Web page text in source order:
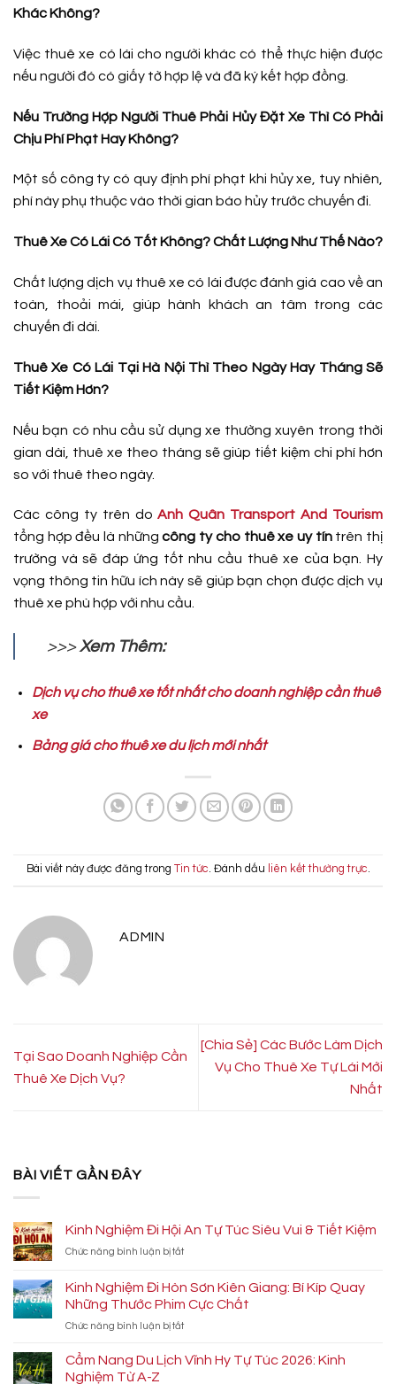
Khác Không?
Việc thuê xe có lái cho người khác có thể thực hiện được
nếu người đó có giấy tờ hợp lệ và đã ký kết hợp đồng.
Nếu Trường Hợp Người Thuê Phải Hủy Đặt Xe Thì Có Phải
Chịu Phí Phạt Hay Không?
Một số công ty có quy định phí phạt khi hủy xe, tuy nhiên,
phí này phụ thuộc vào thời gian báo hủy trước chuyến đi.
Thuê Xe Có Lái Có Tốt Không? Chất Lượng Như Thế Nào?
Chất lượng dịch vụ thuê xe có lái được đánh giá cao về an
toàn, thoải mái, giúp hành khách an tâm trong các
chuyến đi dài.
Thuê Xe Có Lái Tại Hà Nội Thì Theo Ngày Hay Tháng Sẽ
Tiết Kiệm Hơn?
Nếu bạn có nhu cầu sử dụng xe thường xuyên trong thời
gian dài, thuê xe theo tháng sẽ giúp tiết kiệm chi phí hơn
so với thuê theo ngày.
Các công ty trên doAnh Quân Transport And Tourism
tổng hợp đều là nhữngcông ty cho thuê xe uy tíntrên thị
trường và sẽ đáp ứng tốt nhu cầu thuê xe của bạn. Hy
vọng thông tin hữu ích này sẽ giúp bạn chọn được dịch vụ
thuê xe phù hợp với nhu cầu.
>>>Xem Thêm:
Dịch vụ cho thuê xe tốt nhất cho doanh nghiệp cần thuê
xe
Bảng giá cho thuê xe du lịch mới nhất
Bài viết này được đăng trong Tin tức. Đánh dấu liên kết thường trực.
ADMIN
Tại Sao Doanh Nghiệp Cần
Thuê Xe Dịch Vụ?
[Chia Sẻ] Các Bước Làm Dịch
Vụ Cho Thuê Xe Tự Lái Mới
Nhất
BÀI VIẾT GẦN ĐÂY
Kinh Nghiệm Đi Hội An Tự Túc Siêu Vui & Tiết Kiệm
Chức năng bình luận bị tắtở
Hội
An
Túc
Kinh Nghiệm Đi Hòn Sơn Kiên Giang: Bí Kíp Quay
Những Thước Phim Cực Chất
Chức năng bình luận bị tắtở
Nghiệm
Cẩm Nang Du Lịch Vĩnh Hy Tự Túc 2026: Kinh
Nghiệm Từ A-Z